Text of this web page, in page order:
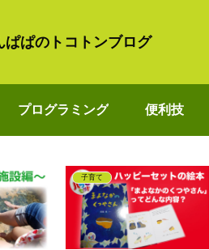
ぱぱのトコトンブログ
プログラミング 便利技
子育て